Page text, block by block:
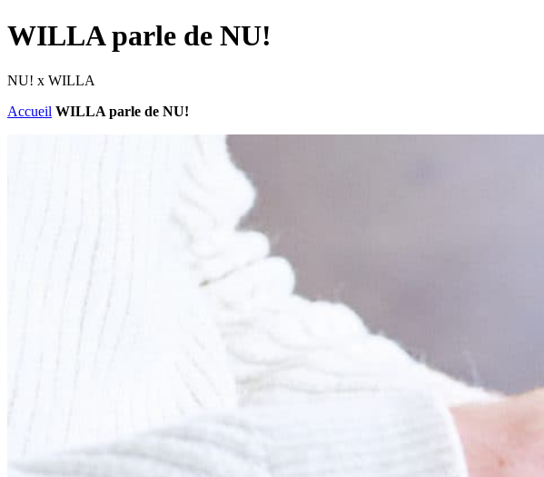
WILLA parle de NU!
NU! x WILLA
Accueil WILLA parle de NU!